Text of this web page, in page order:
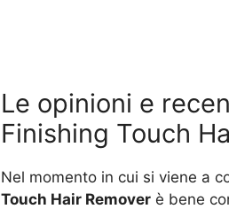
Le opinioni e
Finishing Touch
Nel momento in cui si viene a
Touch Hair Remover è bene